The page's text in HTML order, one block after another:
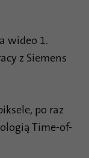
wideo 1.
z Siemens
po raz
Time-of-